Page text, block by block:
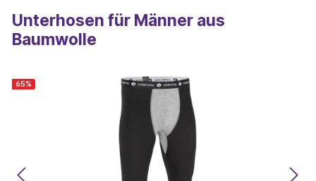
Unterhosen für Männer aus
Baumwolle
65%